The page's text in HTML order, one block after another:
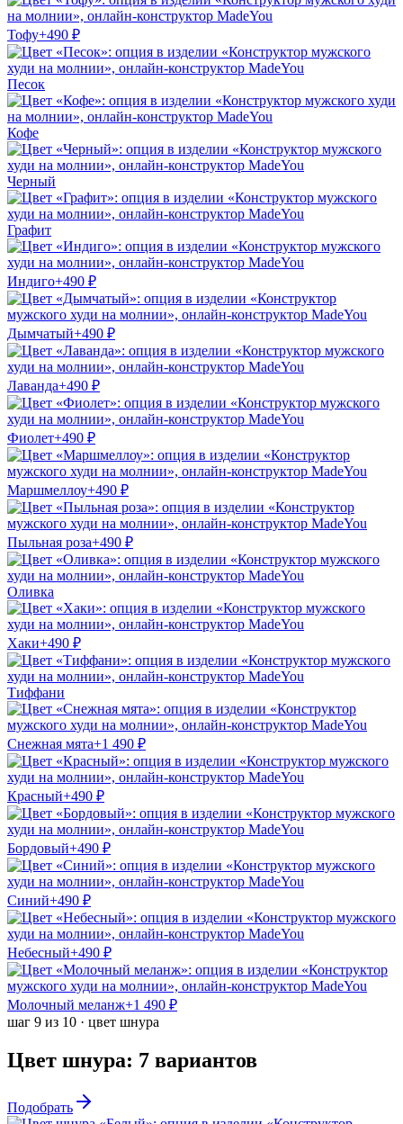
Тофу+490 ₽
Песок
Кофе
Черный
Графит
Индиго+490 ₽
Дымчатый+490 ₽
Лаванда+490 ₽
Фиолет+490 ₽
Маршмеллоу+490 ₽
Пыльная роза+490 ₽
Оливка
Хаки+490 ₽
Тиффани
Снежная мята+1 490 ₽
Красный+490 ₽
Бордовый+490 ₽
Синий+490 ₽
Небесный+490 ₽
Молочный меланж+1 490 ₽
шаг 9 из 10 · цвет шнура
Цвет шнура: 7 вариантов
Подобрать